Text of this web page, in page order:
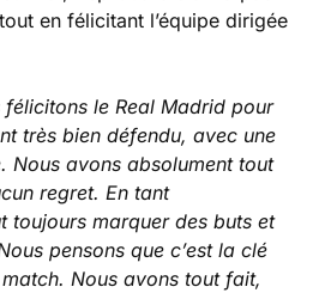
en félicitant l’équipe dirigée
félicitons le Real Madrid pour
très bien défendu, avec une
Nous avons absolument tout
regret. En tant
toujours marquer des buts et
pensons que c’est la clé
Nous avons tout fait,